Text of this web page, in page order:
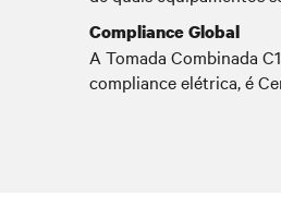
Compliance Global
A Tomada Combinada
compliance elétrica, é